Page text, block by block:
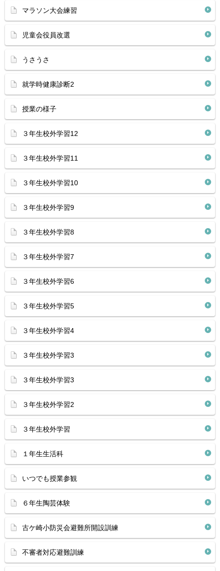
マラソン大会練習
児童会役員改選
うさうさ
就学時健康診断2
授業の様子
３年生校外学習12
３年生校外学習11
３年生校外学習10
３年生校外学習9
３年生校外学習8
３年生校外学習7
３年生校外学習6
３年生校外学習5
３年生校外学習4
３年生校外学習3
３年生校外学習3
３年生校外学習2
３年生校外学習
１年生生活科
いつでも授業参観
６年生陶芸体験
古ケ崎小防災会避難所開設訓練
不審者対応避難訓練